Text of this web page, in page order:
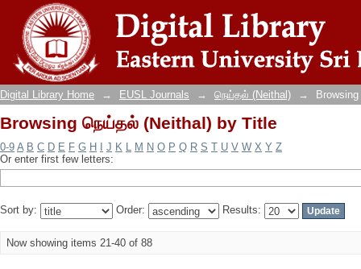
Browsing நெய்தல் (Neithal) by Title
Digital Library Home → EUSL Journals → நெய்தல் (Neithal) →
Browsing நெய்தல் (Neithal) by Title
0-9 A B C D E F G H J K L M N O P Q R S T U V W X Y Z
Or enter first few letters:
Sort by: Order: Results:
Now showing items 21-40 of 88